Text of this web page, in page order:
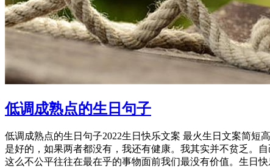
低调成熟点的生日句子
低调成熟点的生日句子2022生日快乐文案 最火生日文案简
是好的，如果两者都没有，我还有健康。我其实并不贫乏。
这么不公平往往在最在乎的事物面前我们最没有价值。生日